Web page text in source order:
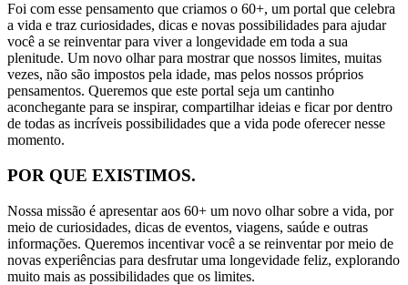
Foi com esse pensamento que criamos o 60+, um portal que celebra
a vida e traz curiosidades, dicas e novas possibilidades para ajudar
você a se reinventar para viver a longevidade em toda a sua
plenitude. Um novo olhar para mostrar que nossos limites, muitas
vezes, não são impostos pela idade, mas pelos nossos próprios
pensamentos. Queremos que este portal seja um cantinho
aconchegante para se inspirar, compartilhar ideias e ficar por dentro
de todas as incríveis possibilidades que a vida pode oferecer nesse
momento.
POR QUE EXISTIMOS.
Nossa missão é apresentar aos 60+ um novo olhar sobre a vida, por
meio de curiosidades, dicas de eventos, viagens, saúde e outras
informações. Queremos incentivar você a se reinventar por meio de
novas experiências para desfrutar uma longevidade feliz, explorando
muito mais as possibilidades que os limites.